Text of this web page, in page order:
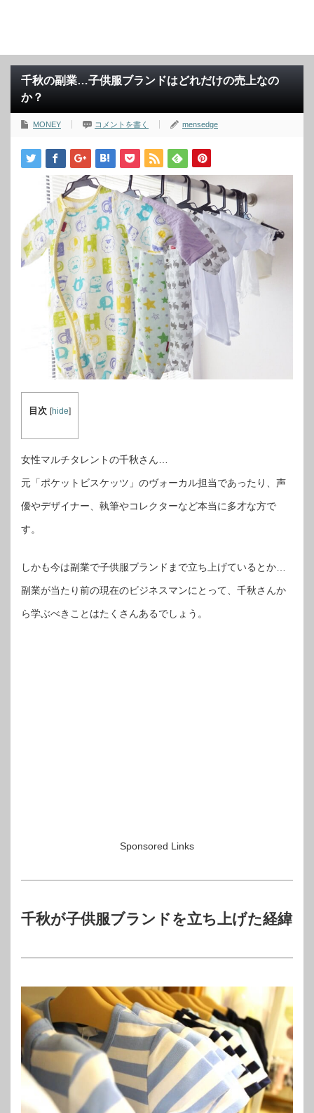
千秋の副業…子供服ブランドはどれだけの売上なの
か？
MONEY コメントを書く mensedge
目次 [hide]
女性マルチタレントの千秋さん…
元「ポケットビスケッツ」のヴォーカル担当であったり、声
優やデザイナー、執筆やコレクターなど本当に多才な方で
す。
しかも今は副業で子供服ブランドまで立ち上げているとか…
副業が当たり前の現在のビジネスマンにとって、千秋さんか
ら学ぶべきことはたくさんあるでしょう。
Sponsored Links
千秋が子供服ブランドを立ち上げた経緯